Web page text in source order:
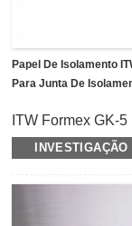
Papel De Isolamento
Para Junta De
ITW Formex GK-
tipo de
retardante de
equipamentos
INVESTIGAÇÃO